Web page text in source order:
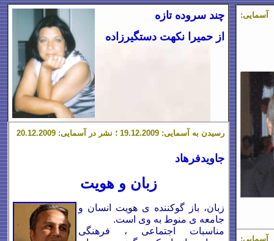
چند سروده تازه
از حمیرا نکهت دستگیرزاده
رسیدن به آسمایی: 19.12.2009 ؛ نشر در آسمایی: 20.12.2009
جاویدفرهاد
زبان و هویت
زبان، باز گوکننده ی هویت انسان و
جامعه ی منوط به وی است.
مناسبات اجتماعی ، فرهنگی
؛ نشر در آسمایی:
؛ نشر در آسمایی: